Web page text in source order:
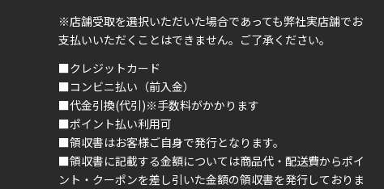
※店舗受取を選択いただいた場合であっても弊社実店舗でお
支払いいただくことはできません。ご了承ください。
■クレジットカード
■コンビニ払い（前入金）
■代金引換(代引)※手数料がかかります
■ポイント払い利用可
■領収書はお客様ご自身で発行となります。
■領収書に記載する金額については商品代・配送費からポイ
ント・クーポンを差し引いた金額の領収書を発行しておりま